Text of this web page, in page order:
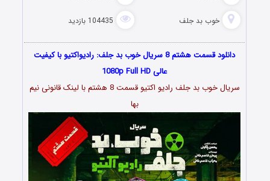
خوب بد جلف 104435 بازدید
دانلود قسمت هشتم 8 سریال خوب بد جلف: رادیواکتیو با کیفیت
عالی 1080p Full HD
سریال خوب بد جلف رادیو اکتیو قسمت 8 هشتم با لینک قانونی نیم
بها